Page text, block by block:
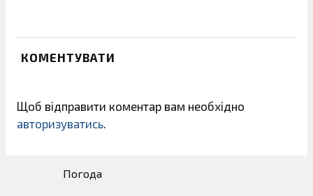
КОМЕНТУВАТИ
Щоб відправити коментар вам необхідно
авторизуватись.
Погода